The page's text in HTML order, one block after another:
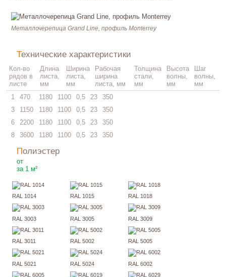
Металлочерепица Grand Line, профиль Monterrey
Технические характеристики
Кол-во
рядов в
листе
Длина
листа,
мм
Ширина
листа,
мм
Рабочая
ширина
листа, мм
Толщина
стали,
мм
Высота
волны,
мм
Шаг
волны,
мм
1
470 1180 1100 0,5 23
350
3
1150 1180 1100 0,5 23
350
6
2200 1180 1100 0,5 23
350
8
3600 1180 1100 0,5 23 350
Полиэстер
от
за 1 м²
RAL 1014 RAL 1015 RAL 1018
RAL 3003 RAL 3005 RAL 3009
RAL 3011 RAL 5002 RAL 5005
RAL 5021 RAL 5024 RAL 6002